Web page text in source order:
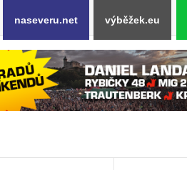
naseveru.net výběžek.eu